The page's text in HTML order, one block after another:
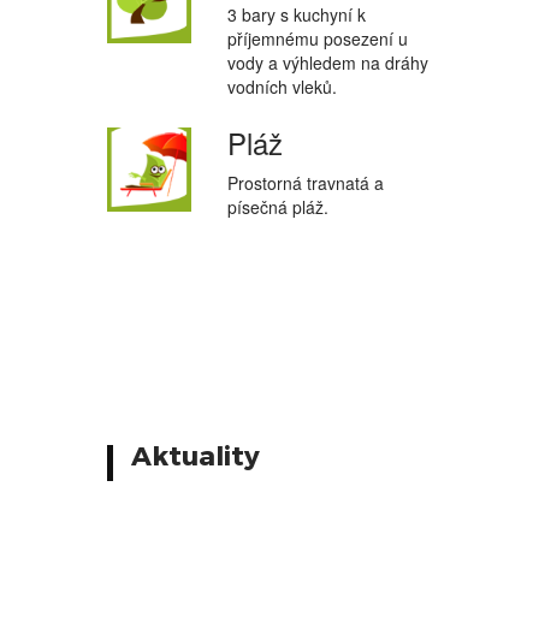
3 bary s kuchyní k
příjemnému posezení u
vody a výhledem na dráhy
vodních vleků.
Pláž
Prostorná travnatá a
písečná pláž.
Aktuality